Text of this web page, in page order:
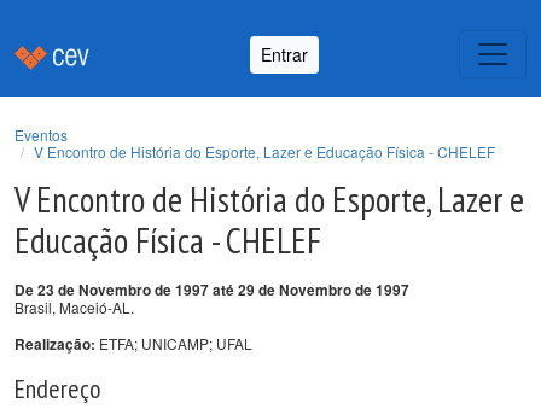
Entrar
Eventos
V Encontro de História do Esporte, Lazer e Educação Física - CHELEF
V Encontro de História do Esporte, Lazer e
Educação Física - CHELEF
De 23 de Novembro de 1997 até 29 de Novembro de 1997
Brasil, Maceió-AL.
Realização: ETFA; UNICAMP; UFAL
Endereço